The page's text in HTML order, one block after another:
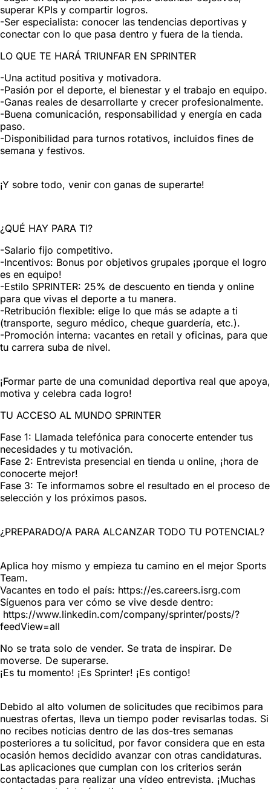
superar KPIs y compartir logros.
-Ser especialista: conocer las tendencias deportivas y
conectar con lo que pasa dentro y fuera de la tienda.
LO QUE TE HARÁ TRIUNFAR EN SPRINTER
-Una actitud positiva y motivadora.
-Pasión por el deporte, el bienestar y el trabajo en equipo.
-Ganas reales de desarrollarte y crecer profesionalmente.
-Buena comunicación, responsabilidad y energía en cada
paso.
-Disponibilidad para turnos rotativos, incluidos fines de
semana y festivos.
¡Y sobre todo, venir con ganas de superarte!
¿QUÉ HAY PARA TI?
-Salario fijo competitivo.
-Incentivos: Bonus por objetivos grupales ¡porque el logro
es en equipo!
-Estilo SPRINTER: 25% de descuento en tienda y online
para que vivas el deporte a tu manera.
-Retribución flexible: elige lo que más se adapte a ti
(transporte, seguro médico, cheque guardería, etc.).
-Promoción interna: vacantes en retail y oficinas, para que
tu carrera suba de nivel.
¡Formar parte de una comunidad deportiva real que apoya,
motiva y celebra cada logro!
TU ACCESO AL MUNDO SPRINTER
Fase 1: Llamada telefónica para conocerte entender tus
necesidades y tu motivación.
Fase 2: Entrevista presencial en tienda u online, ¡hora de
conocerte mejor!
Fase 3: Te informamos sobre el resultado en el proceso de
selección y los próximos pasos.
¿PREPARADO/A PARA ALCANZAR TODO TU POTENCIAL?
Aplica hoy mismo y empieza tu camino en el mejor Sports
Team.
Vacantes en todo el país: https://es.careers.isrg.com
Síguenos para ver cómo se vive desde dentro:
https://www.linkedin.com/company/sprinter/posts/?
feedView=all
No se trata solo de vender. Se trata de inspirar. De
moverse. De superarse.
¡Es tu momento! ¡Es Sprinter! ¡Es contigo!
Debido al alto volumen de solicitudes que recibimos para
nuestras ofertas, lleva un tiempo poder revisarlas todas. Si
no recibes noticias dentro de las dos-tres semanas
posteriores a tu solicitud, por favor considera que en esta
ocasión hemos decidido avanzar con otras candidaturas.
Las aplicaciones que cumplan con los criterios serán
contactadas para realizar una vídeo entrevista. ¡Muchas